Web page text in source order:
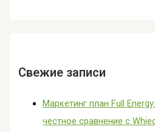
Свежие записи
Маркетинг план Full
честное сравнение с